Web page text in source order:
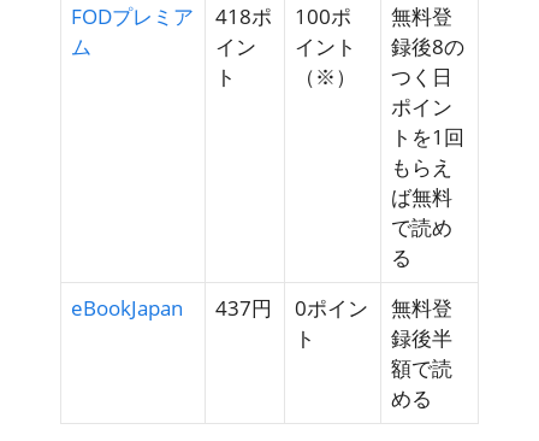
FODプレミア
ム
418ポ
イン
ト
100ポ
イント
（※）
無料登
録後8の
つく日
ポイン
トを1回
もらえ
ば無料
で読め
る
eBookJapan
437円
0ポイン
ト
無料登
録後半
額で読
める